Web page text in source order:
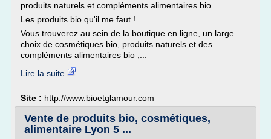
produits naturels et compléments alimentaires bio
Les produits bio qu'il me faut !
Vous trouverez au sein de la boutique en ligne, un large
choix de cosmétiques bio, produits naturels et des
compléments alimentaires bio ;...
Lire la suite
Site : http://www.bioetglamour.com
Vente de produits bio, cosmétiques,
alimentaire Lyon 5 ...